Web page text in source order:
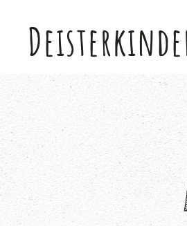
Skip to main content